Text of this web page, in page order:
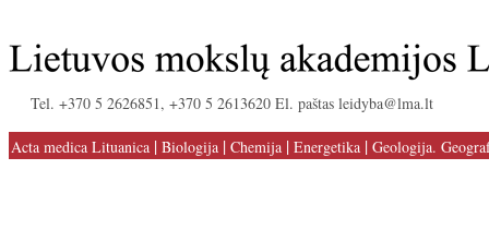
Tel. +370 5 2626851, +370 5 2613620 El. paštas leidyba@lma.lt
Acta medica Lituanica | Biologija | Chemija | Energetika | Geologija.